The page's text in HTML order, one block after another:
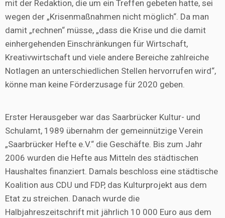
mit der Redaktion, die um ein Treffen gebeten hatte, sei
wegen der „Krisenmaßnahmen nicht möglich“. Da man
damit „rechnen“ müsse, „dass die Krise und die damit
einhergehenden Einschränkungen für Wirtschaft,
Kreativwirtschaft und viele andere Bereiche zahlreiche
Notlagen an unterschiedlichen Stellen hervorrufen wird“,
könne man keine Förderzusage für 2020 geben.
Erster Herausgeber war das Saarbrücker Kultur- und
Schulamt, 1989 übernahm der gemeinnützige Verein
„Saarbrücker Hefte e.V.“ die Geschäfte. Bis zum Jahr
2006 wurden die Hefte aus Mitteln des städtischen
Haushaltes finanziert. Damals beschloss eine städtische
Koalition aus CDU und FDP, das Kulturprojekt aus dem
Etat zu streichen. Danach wurde die
Halbjahreszeitschrift mit jährlich 10 000 Euro aus dem